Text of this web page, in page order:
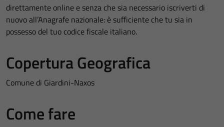
direttamente online e senza che sia necessario iscriverti di
nuovo all’Anagrafe nazionale: è sufficiente che tu sia in
possesso del tuo codice fiscale italiano.
Copertura Geografica
Comune di Giardini-Naxos
Come fare